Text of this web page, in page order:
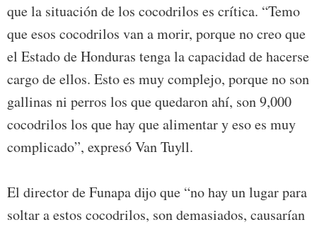
que la situación de los cocodrilos es crítica. “Temo
que esos cocodrilos van a morir, porque no creo que
el Estado de Honduras tenga la capacidad de hacerse
cargo de ellos. Esto es muy complejo, porque no son
gallinas ni perros los que quedaron ahí, son 9,000
cocodrilos los que hay que alimentar y eso es muy
complicado”, expresó Van Tuyll.
El director de Funapa dijo que “no hay un lugar para
soltar a estos cocodrilos, son demasiados, causarían